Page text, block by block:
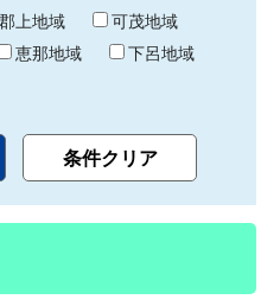
郡上地域
可茂地域
恵那地域
下呂地域